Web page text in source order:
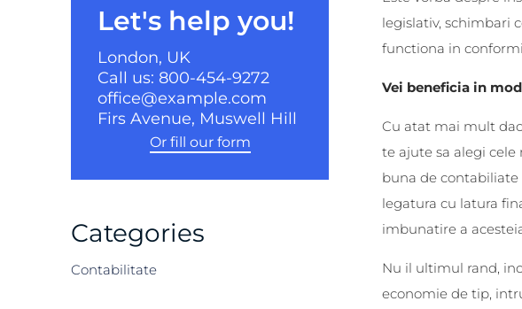
legislativ, schimbari
functiona in
Vei beneficia in
Cu atat mai mult
te ajute sa alegi
buna de contabiliate
legatura cu latura
imbunatire a
Nu il ultimul rand,
economie de tip,
Let's help you!
London, UK
Call us: 800-454-9272
office@example.com
Firs Avenue, Muswell Hill
Or fill our form
Categories
Contabilitate